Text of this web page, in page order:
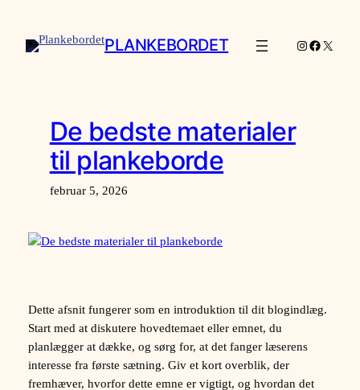
indhold
PLANKEBORDET Instagram
Facebook
X
De bedste materialer
til plankeborde
februar 5, 2026
Dette afsnit fungerer som en introduktion til dit blogindlæg.
Start med at diskutere hovedtemaet eller emnet, du
planlægger at dække, og sørg for, at det fanger læserens
interesse fra første sætning. Giv et kort overblik, der
fremhæver, hvorfor dette emne er vigtigt, og hvordan det